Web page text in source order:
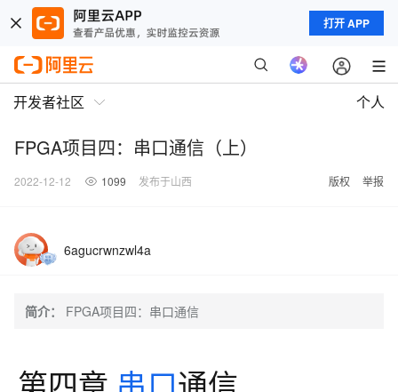
打开 APP
开发者社区 个人
FPGA项目四：串口通信（上）
2022-12-12 1099 发布于山西 版权 举报
6agucrwnzwl4a
简介： FPGA项目四：串口通信